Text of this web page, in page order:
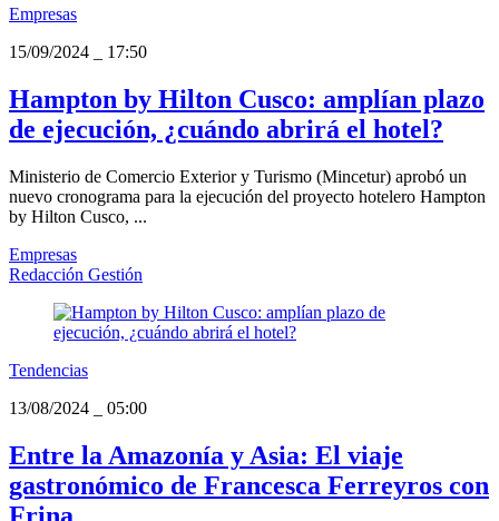
Empresas
15/09/2024
17:50
Hampton by Hilton Cusco: amplían plazo
de ejecución, ¿cuándo abrirá el hotel?
Ministerio de Comercio Exterior y Turismo (Mincetur) aprobó un
nuevo cronograma para la ejecución del proyecto hotelero Hampton
by Hilton Cusco, ...
Empresas
Redacción Gestión
Tendencias
13/08/2024
05:00
Entre la Amazonía y Asia: El viaje
gastronómico de Francesca Ferreyros con
Frina